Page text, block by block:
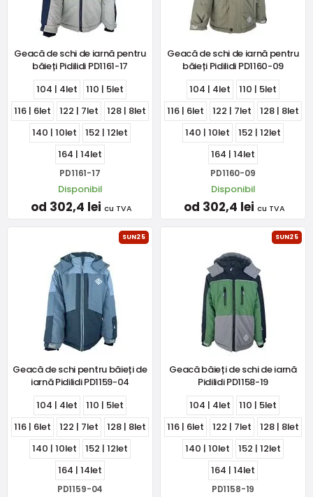
Geacă de schi de iarnă pentru
băieți Pidilidi PD1161-17
104 | 4let
110 | 5let
116 | 6let
122 | 7let
128 | 8let
140 | 10let
152 | 12let
164 | 14let
PD1161-17
Disponibil
od 302,4 lei cu TVA
Geacă de schi de iarnă pentru
băieți Pidilidi PD1160-09
104 | 4let
110 | 5let
116 | 6let
122 | 7let
128 | 8let
140 | 10let
152 | 12let
164 | 14let
PD1160-09
Disponibil
od 302,4 lei cu TVA
SUN25
Geacă de schi pentru băieți de
iarnă Pidilidi PD1159-04
104 | 4let
110 | 5let
116 | 6let
122 | 7let
128 | 8let
140 | 10let
152 | 12let
164 | 14let
PD1159-04
SUN25
Geacă băieți de schi de iarnă
Pidilidi PD1158-19
104 | 4let
110 | 5let
116 | 6let
122 | 7let
128 | 8let
140 | 10let
152 | 12let
164 | 14let
PD1158-19